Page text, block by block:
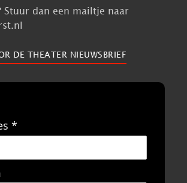
Stuur dan een mailtje naar
DE THEATER NIEUWSBRIEF
*